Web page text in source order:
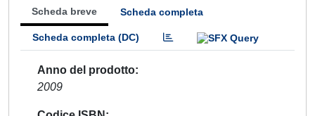
Scheda breve Scheda completa
Scheda completa (DC)
Anno del prodotto
2009